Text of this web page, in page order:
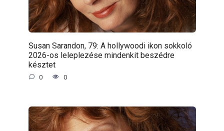
Susan Sarandon, 79: A hollywoodi ikon sokkoló
2026-os leleplezése mindenkit beszédre
késztet
0 0